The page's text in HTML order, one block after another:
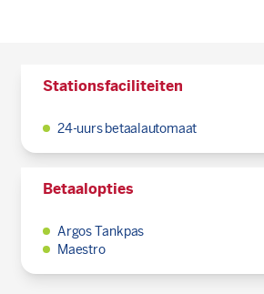
Stationsfaciliteiten
24-uurs betaalautomaat
Betaalopties
Argos Tankpas
Maestro